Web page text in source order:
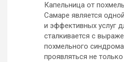
Капельница от
Самаре является
и эффективных услуг
сталкивается с
похмельного
проявляться не